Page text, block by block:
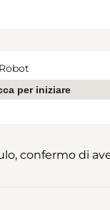
per iniziare
confermo di